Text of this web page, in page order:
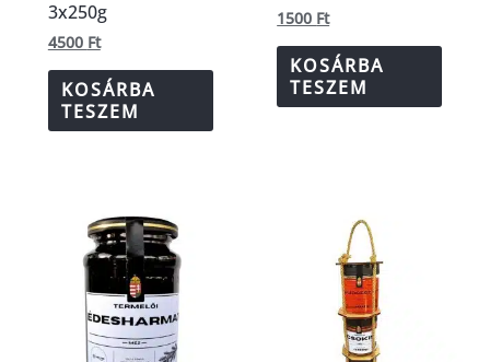
3x250g
4500 Ft
KOSÁRBA
TESZEM
1500 Ft
KOSÁRBA
TESZEM